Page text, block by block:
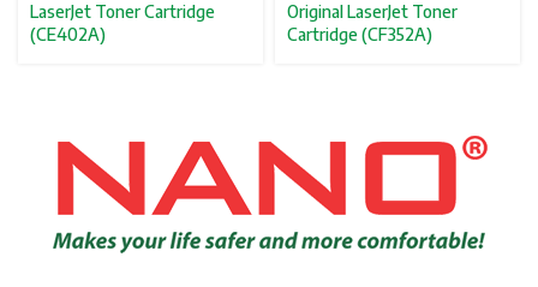
LaserJet Toner Cartridge
(CE402A)
Original LaserJet Toner
Cartridge (CF352A)